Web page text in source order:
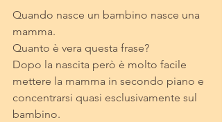
Quando nasce un bambino nasce una
mamma.
Quanto è vera questa frase?
Dopo la nascita però è molto facile
mettere la mamma in secondo piano e
concentrarsi quasi esclusivamente sul
bambino.